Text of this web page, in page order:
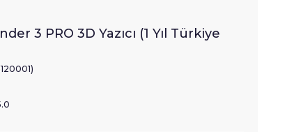
3 PRO 3D Yazıcı (1 Yıl Türkiye